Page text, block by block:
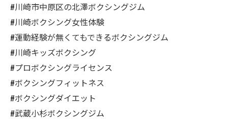
#川崎市中原区の北澤ボクシングジム
#川崎ボクシング女性体験
#運動経験が無くてもできるボクシングジム
#川崎キッズボクシング
#プロボクシングライセンス
#ボクシングフィットネス
#ボクシングダイエット
#武蔵小杉ボクシングジム